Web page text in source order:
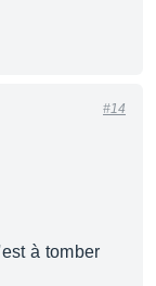
#14
à tomber